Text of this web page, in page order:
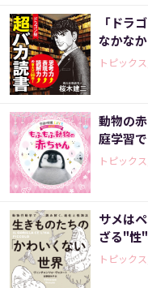
「ドラ
なかな
トピック
動物の
庭学習
トピック
サメは
ざる"性
トピック